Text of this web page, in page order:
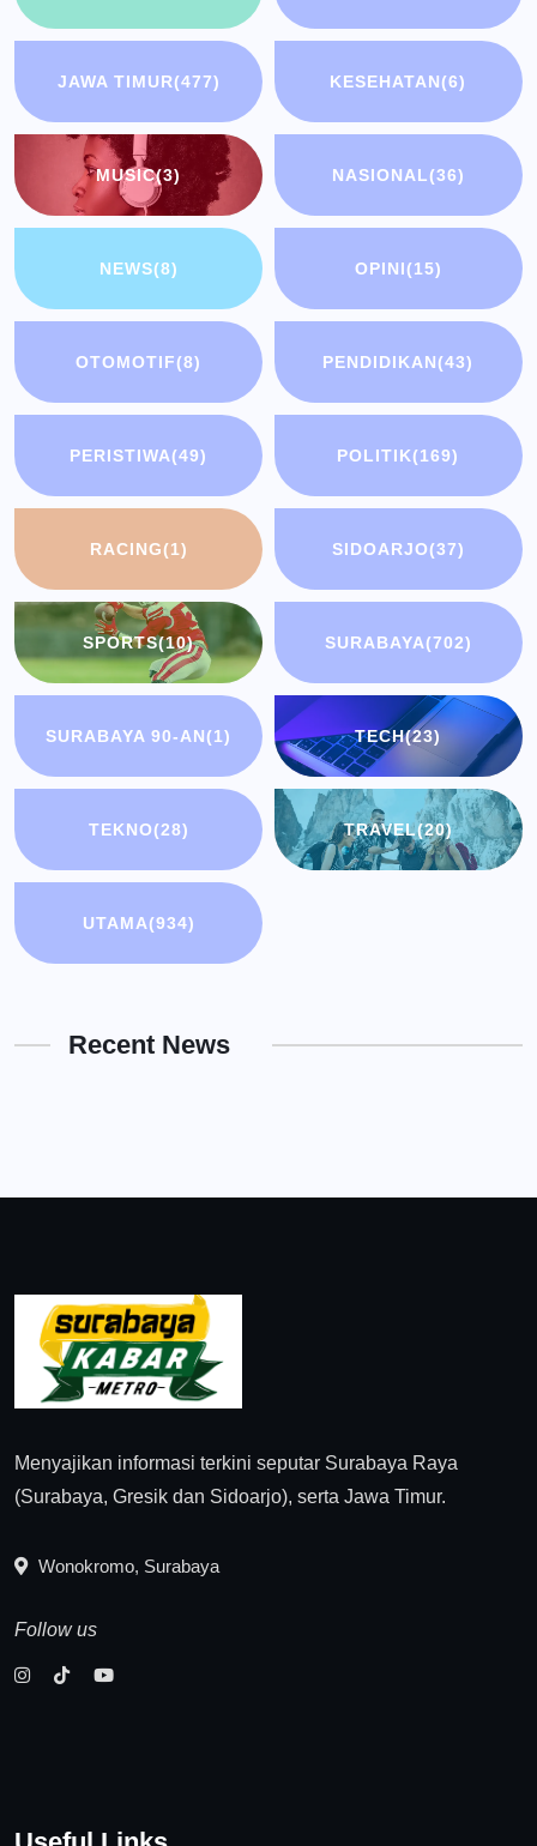
JAWA TIMUR(477) KESEHATAN(6)
MUSIC(3) NASIONAL(36)
NEWS(8) OPINI(15)
OTOMOTIF(8) PENDIDIKAN(43)
PERISTIWA(49) POLITIK(169)
RACING(1) SIDOARJO(37)
SPORTS(10) SURABAYA(702)
SURABAYA 90-AN(1) TECH(23)
TEKNO(28) TRAVEL(20)
UTAMA(934)
Recent News
Menyajikan informasi terkini seputar Surabaya Raya
(Surabaya, Gresik dan Sidoarjo), serta Jawa Timur.
Wonokromo, Surabaya
Follow us